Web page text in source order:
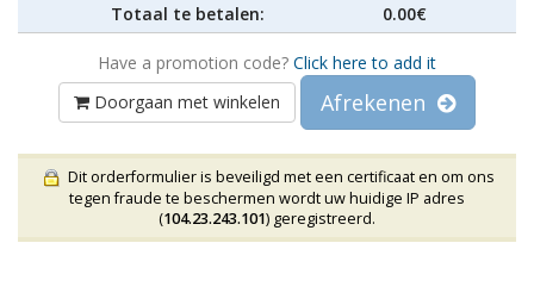
Totaal te betalen:
0.00€
Have a promotion code? Click here to add it
Doorgaan met winkelen
Afrekenen
Dit orderformulier is beveiligd met een certificaat en om ons
tegen fraude te beschermen wordt uw huidige IP adres
(104.23.243.101) geregistreerd.